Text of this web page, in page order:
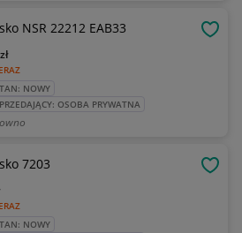
NSR 22212 EAB33
zł
NOWY
OSOBA PRYWATNA
7203
NOWY